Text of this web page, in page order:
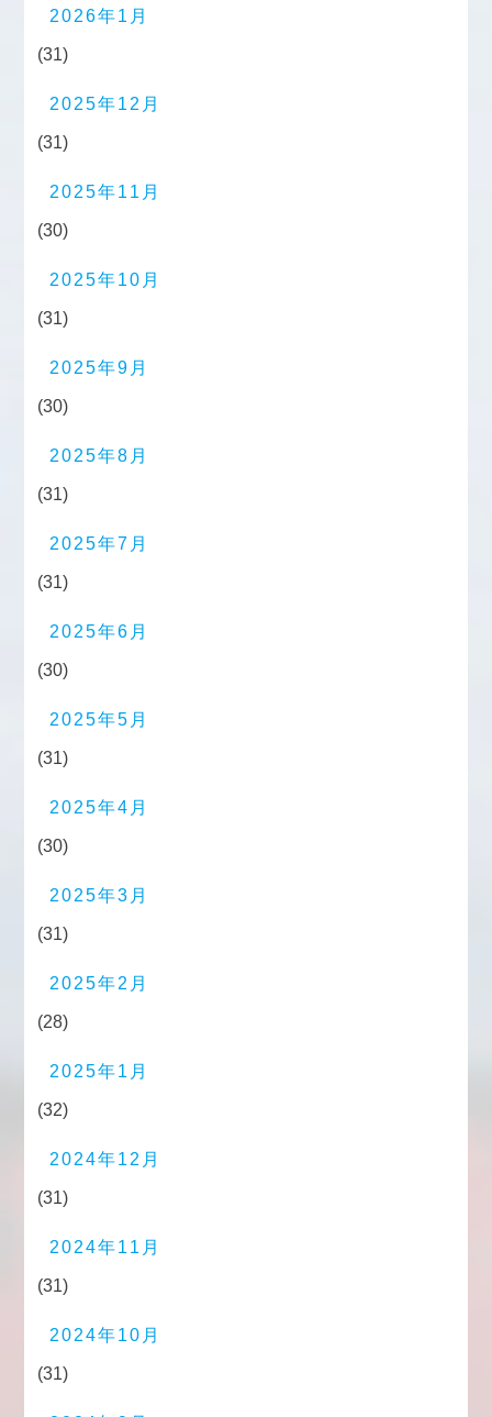
2026年1月
(31)
2025年12月
(31)
2025年11月
(30)
2025年10月
(31)
2025年9月
(30)
2025年8月
(31)
2025年7月
(31)
2025年6月
(30)
2025年5月
(31)
2025年4月
(30)
2025年3月
(31)
2025年2月
(28)
2025年1月
(32)
2024年12月
(31)
2024年11月
(31)
2024年10月
(31)